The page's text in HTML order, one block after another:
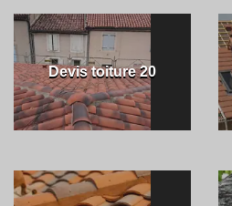
Devis toiture 20